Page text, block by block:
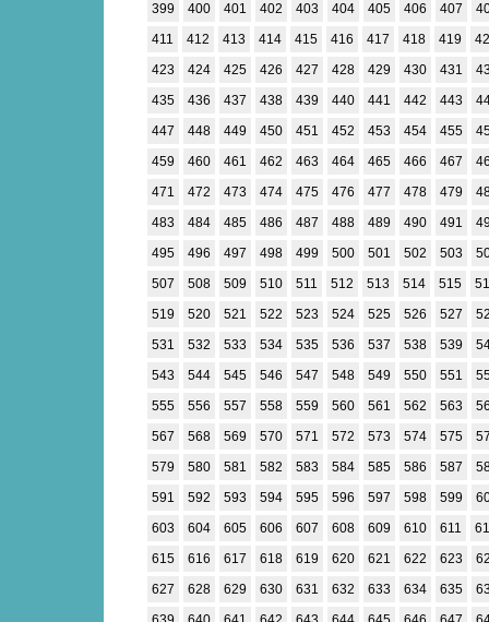
399
400 401 402 403 404 405 406 407
411
412 413 414 415 416 417 418 419
423
424 425 426 427 428 429 430 431
435
436 437 438 439 440 441 442 443
447
448 449 450 451 452 453 454 455
459
460 461 462 463 464 465 466 467
471
472 473 474 475 476 477 478 479
483
484 485 486 487 488 489 490 491
495
496 497 498 499 500 501 502 503
507
508 509 510 511 512 513 514 515
519
520 521 522 523 524 525 526 527
531
532 533 534 535 536 537 538 539
543
544 545 546 547 548 549 550 551
555
556 557 558 559 560 561 562 563
567
568 569 570 571 572 573 574 575
579
580 581 582 583 584 585 586 587
591
592 593 594 595 596 597 598 599
603
604 605 606 607 608 609 610 611
615
616 617 618 619 620 621 622 623
627
628 629 630 631 632 633 634 635